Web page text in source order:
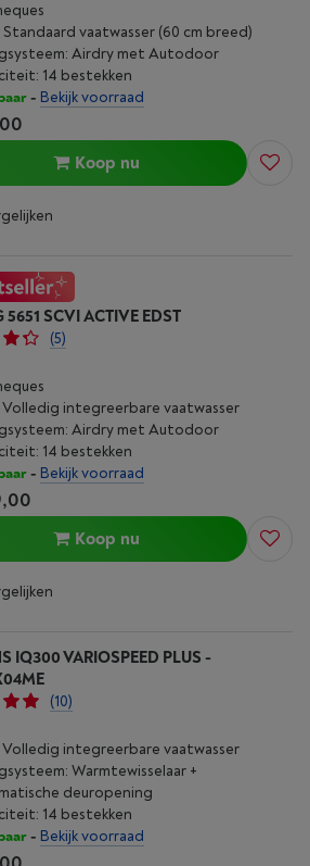
Standaard vaatwasser (60 cm breed)
Airdry met Autodoor
14 bestekken
- Bekijk voorraad
Koop nu
5651 SCVI ACTIVE EDST
(5)
Volledig integreerbare vaatwasser
Airdry met Autodoor
14 bestekken
- Bekijk voorraad
Koop nu
IQ300 VARIOSPEED PLUS -
(10)
Volledig integreerbare vaatwasser
Warmtewisselaar +
deuropening
14 bestekken
- Bekijk voorraad